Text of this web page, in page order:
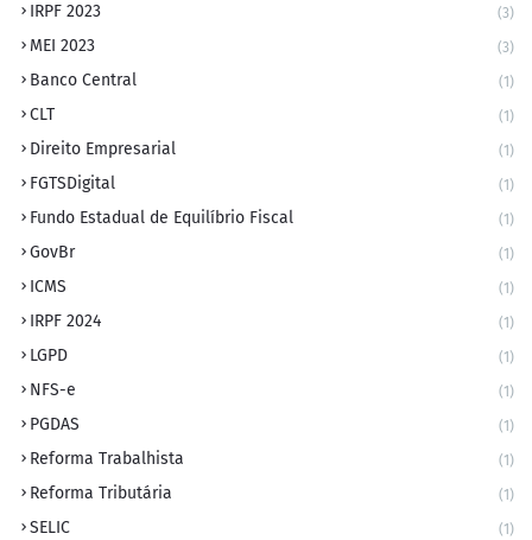
IRPF 2023 (3)
MEI 2023 (3)
Banco Central (1)
CLT (1)
Direito Empresarial (1)
FGTSDigital (1)
Fundo Estadual de Equilíbrio Fiscal (1)
GovBr (1)
ICMS (1)
IRPF 2024 (1)
LGPD (1)
NFS-e (1)
PGDAS (1)
Reforma Trabalhista (1)
Reforma Tributária (1)
SELIC (1)